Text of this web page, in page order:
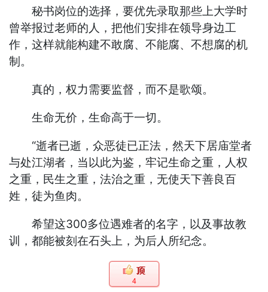
秘书岗位的选择，要优先录取那些上大学时
曾举报过老师的人，把他们安排在领导身边工
作，这样就能构建不敢腐、不能腐、不想腐的机
制。
真的，权力需要监督，而不是歌颂。
生命无价，生命高于一切。
“逝者已逝，众恶徒已正法，然天下居庙堂者
与处江湖者，当以此为鉴，牢记生命之重，人权
之重，民生之重，法治之重，无使天下善良百
姓，徒为鱼肉。
希望这300多位遇难者的名字，以及事故教
训，都能被刻在石头上，为后人所纪念。
4